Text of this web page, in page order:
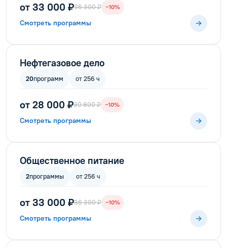
от 33 000 ₽36 300 ₽ −10%
Смотреть программы
Нефтегазовое дело
20программ от 256 ч
от 28 000 ₽30 800 ₽ −10%
Смотреть программы
Общественное питание
2программы от 256 ч
от 33 000 ₽36 300 ₽ −10%
Смотреть программы